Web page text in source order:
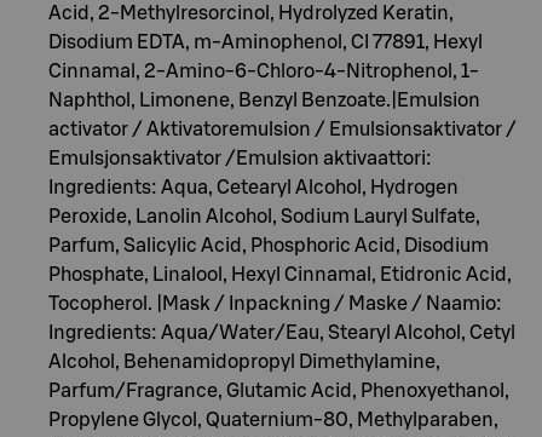
Acid, 2-Methylresorcinol, Hydrolyzed Keratin,
Disodium EDTA, m-Aminophenol, CI 77891, Hexyl
Cinnamal, 2-Amino-6-Chloro-4-Nitrophenol, 1-
Naphthol, Limonene, Benzyl Benzoate.|Emulsion
activator / Aktivatoremulsion / Emulsionsaktivator /
Emulsjonsaktivator /Emulsion aktivaattori:
Ingredients: Aqua, Cetearyl Alcohol, Hydrogen
Peroxide, Lanolin Alcohol, Sodium Lauryl Sulfate,
Parfum, Salicylic Acid, Phosphoric Acid, Disodium
Phosphate, Linalool, Hexyl Cinnamal, Etidronic Acid,
Tocopherol. |Mask / Inpackning / Maske / Naamio:
Ingredients: Aqua/Water/Eau, Stearyl Alcohol, Cetyl
Alcohol, Behenamidopropyl Dimethylamine,
Parfum/Fragrance, Glutamic Acid, Phenoxyethanol,
Propylene Glycol, Quaternium-80, Methylparaben,